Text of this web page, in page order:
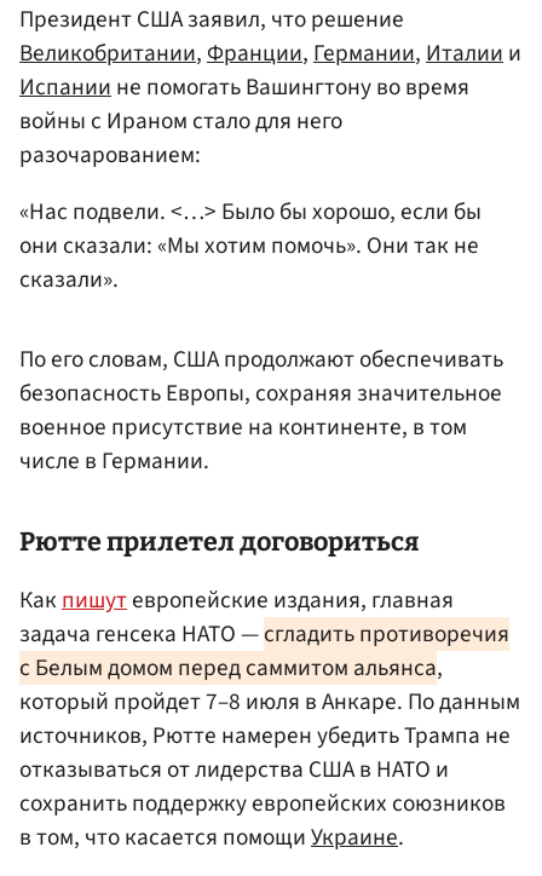
Президент США заявил, что решение
Великобритании,Франции,Германии,Италиии
Испаниине помогать Вашингтону во время
войны с Ираном стало для него
разочарованием:
«Нас подвели. <…> Было бы хорошо, если бы
они сказали: «Мы хотим помочь». Они так не
сказали».
По его словам, США продолжают обеспечивать
безопасность Европы, сохраняя значительное
военное присутствие на континенте, в том
числе в Германии.
Рютте прилетел договориться
Какпишутевропейские издания, главная
задача генсека НАТО —сгладить противоречия
с Белым домом перед саммитом альянса,
который пройдет 7–8 июля в Анкаре. По данным
источников, Рютте намерен убедить Трампа не
отказываться от лидерства США в НАТО и
сохранить поддержку европейских союзников
в том, что касается помощиУкраине.